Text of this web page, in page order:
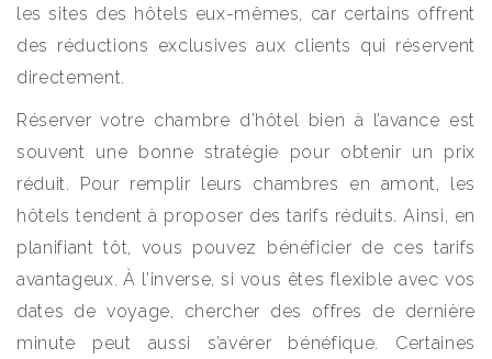
les sites des hôtels eux-mêmes, car certains offrent
des réductions exclusives aux clients qui réservent
directement.
Réserver votre chambre d’hôtel bien à l’avance est
souvent une bonne stratégie pour obtenir un prix
réduit. Pour remplir leurs chambres en amont, les
hôtels tendent à proposer des tarifs réduits. Ainsi, en
planifiant tôt, vous pouvez bénéficier de ces tarifs
avantageux. À l’inverse, si vous êtes flexible avec vos
dates de voyage, chercher des offres de dernière
minute peut aussi s’avérer bénéfique. Certaines